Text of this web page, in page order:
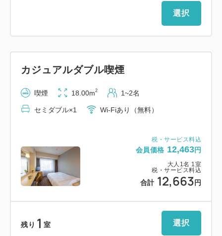
・寝具を利用されるお子様は大人と同料金となりま
す。
付きません。
ご希望の方はフロントにて、お申し付けください。
らせ」または公式HPをご確認ください。
選択
税・サービス料込
会員価格 12,463円
大人 1 名 1 室
税・サービス料込
合計 12,663 円
カジュアルダブル喫煙
喫煙 18.00m2 1~2名
セミダブル×1 Wi-Fiあり（無料）
残り 1 室 選択